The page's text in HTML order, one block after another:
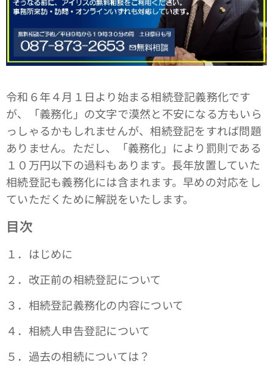
令和６年４月１日より始まる相続登記義務化です
が、「義務化」の文字で漠然と不安になる方もいら
っしゃるかもしれませんが、相続登記をすれば問題
ありません。ただし、「義務化」により罰則である
１０万円以下の過料もあります。長年放置していた
相続登記も義務化には含まれます。早めの対応をし
ていただくために解説をいたします。
目次
１．はじめに
２．改正前の相続登記について
３．相続登記義務化の内容について
４．相続人申告登記について
５．過去の相続については？